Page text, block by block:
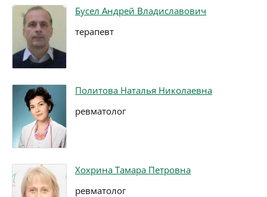
Бусел Андрей Владиславович
терапевт
Политова Наталья Николаевна
ревматолог
Хохрина Тамара Петровна
ревматолог